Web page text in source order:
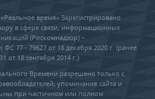
время» Зарегистрировано
в сфере связи, информационных
(Роскомнадзор) –
77 - 79627 от 18 декабря 2020 г. (ранее
от 18 сентября 2014 г.)
Времени разрешено только с
упоминание сайта и
при частичном или полном